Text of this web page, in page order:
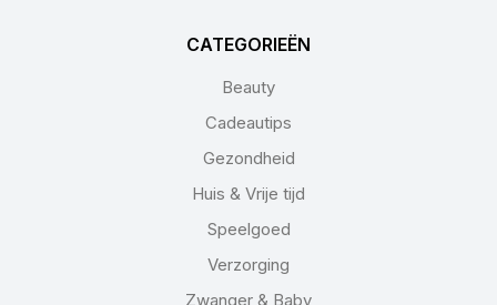
CATEGORIEËN
Beauty
Cadeautips
Gezondheid
Huis & Vrije tijd
Speelgoed
Verzorging
Zwanger & Baby